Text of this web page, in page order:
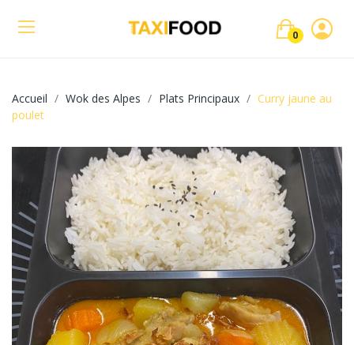
0
Accueil Wok des Alpes Plats Principaux
Curry jaune au
poulet